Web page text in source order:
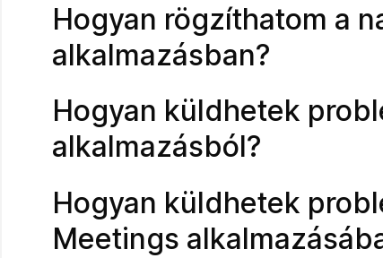
Hogyan rögzíthatom a
alkalmazásban?
Hogyan küldhetek
alkalmazásból?
Hogyan küldhetek
Meetings